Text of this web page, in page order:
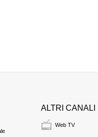
ALTRI CANALI
Web TV